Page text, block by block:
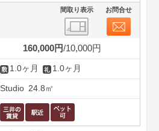
間取り表示 お問合せ
160,000円 10,000円
1.0ヶ月 1.0ヶ月
Studio 24.8㎡